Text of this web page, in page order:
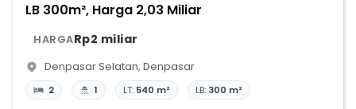
LB 300m², Harga 2,03 Miliar
HARGARp2 miliar
Denpasar Selatan, Denpasar
2 1 LT: 540 m² LB: 300 m²